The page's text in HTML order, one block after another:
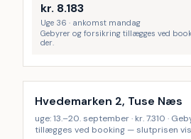
kr. 8.183
Uge 36 · ankomst mandag
Gebyrer og forsikring tillægges ved
der.
Hvedemarken 2, Tuse Næs
uge: 13.–20. september · kr. 7.310 ·
tillægges ved booking — slutprisen